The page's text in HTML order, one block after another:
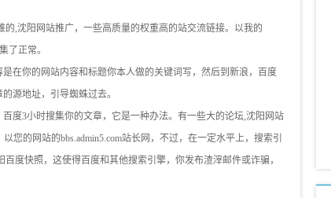
,沈阳网站推广，一些高质量的权重高的站交流链接。以我的
了正常。
在你的网站内容和标题你本人做的关键词写，然后到新浪，百度
源地址，引导蜘蛛过去。
度3小时搜集你的文章，它是一种办法。有一些大的论坛,沈阳网站
您的网站的bbs.admin5.com站长网，不过，在一定水平上，搜索引
度快照，这使得百度和其他搜索引擎，你发布渣滓邮件或诈骗，